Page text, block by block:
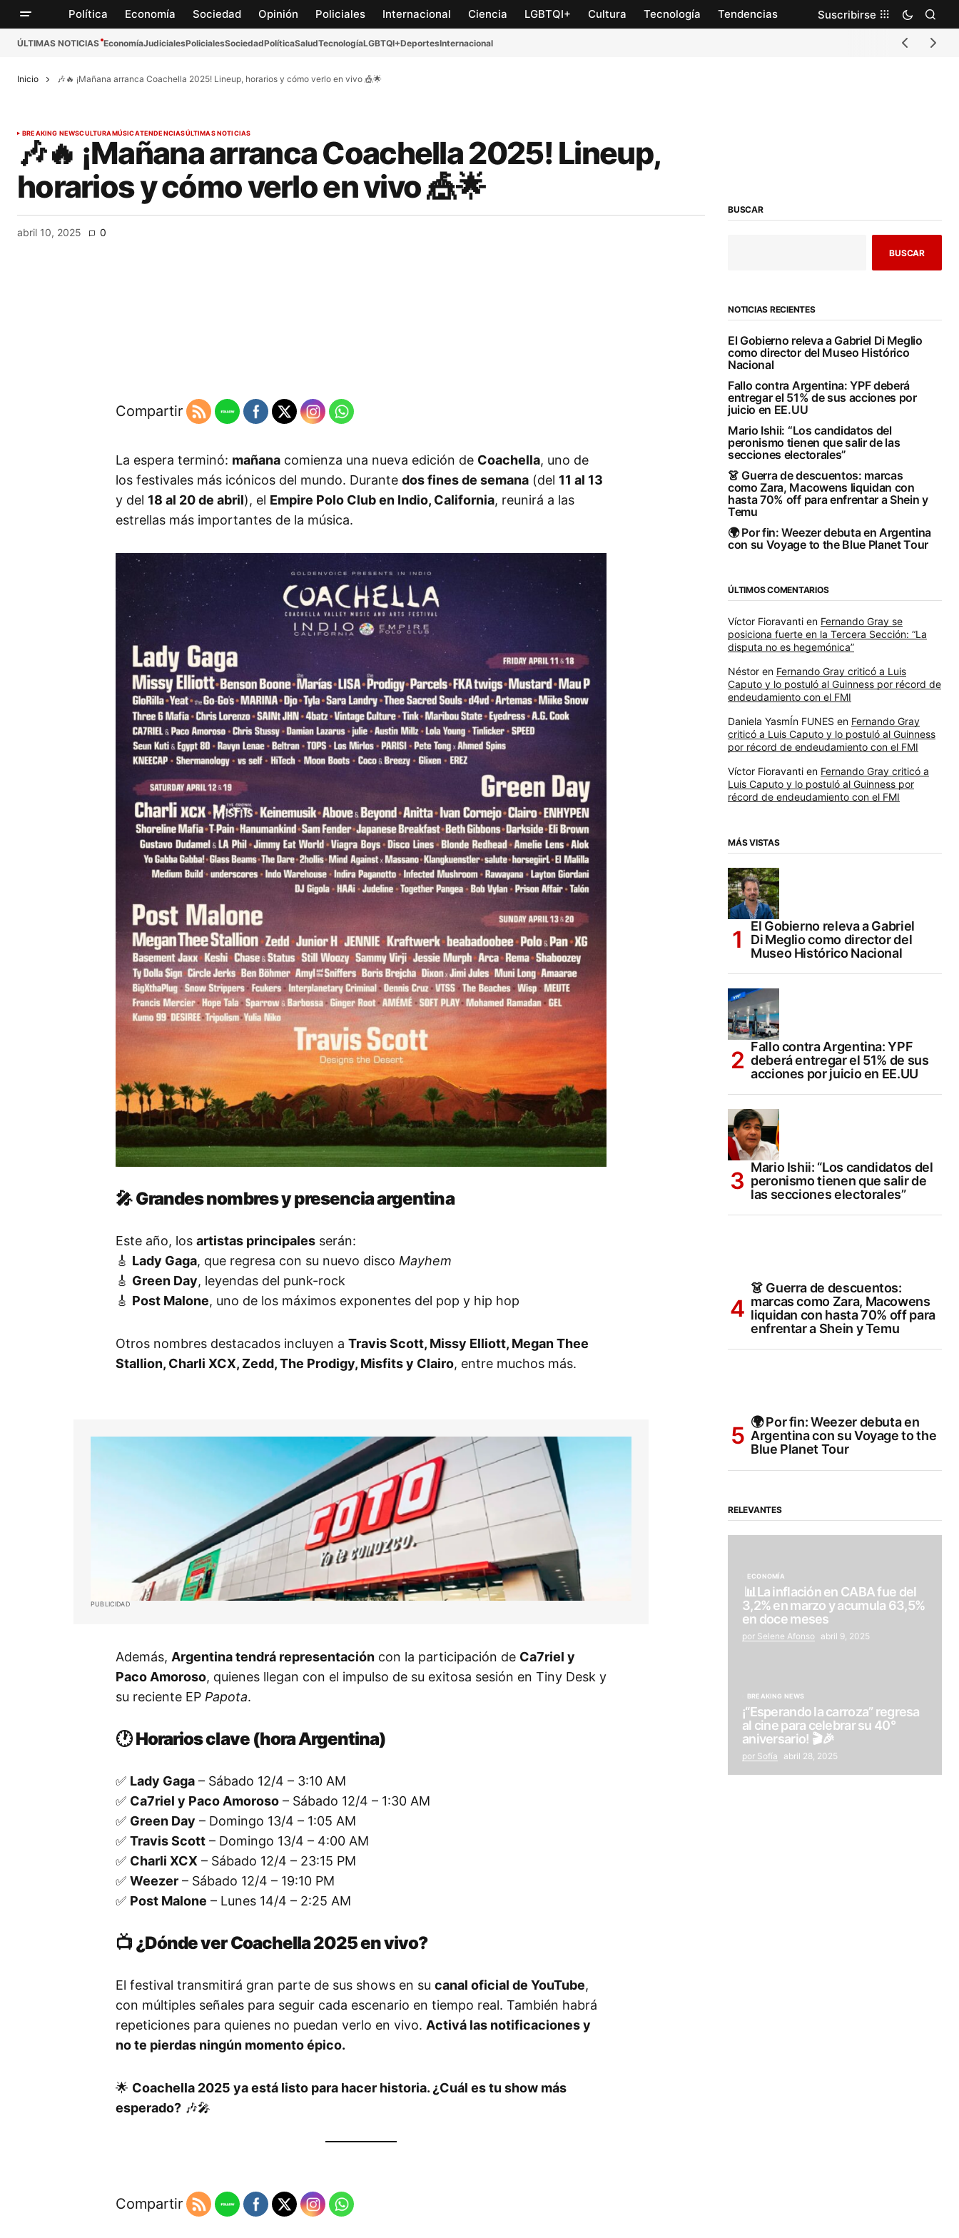
Política Economía Sociedad Opinión Policiales Internacional Ciencia LGBTQI+ Cultura Tecnología Tendencias Suscribirse
ÚLTIMAS NOTICIAS EconomíaJudicialesPolicialesSociedadPolíticaSaludTecnologíaLGBTQI+DeportesInternacional
Inicio 🎶🔥 ¡Mañana arranca Coachella 2025! Lineup, horarios y cómo verlo en vivo 🎪🌟
BREAKING NEWSCULTURAMÚSICATENDENCIASÚLTIMAS NOTICIAS
🎶🔥 ¡Mañana arranca Coachella 2025! Lineup,
horarios y cómo verlo en vivo 🎪🌟
abril 10, 2025 0
Compartir
La espera terminó: mañana comienza una nueva edición de Coachella, uno de
los festivales más icónicos del mundo. Durante dos fines de semana (del 11 al 13
y del 18 al 20 de abril), el Empire Polo Club en Indio, California, reunirá a las
estrellas más importantes de la música.
🎤Grandes nombres y presencia argentina
Este año, los artistas principales serán:
🎸 Lady Gaga, que regresa con su nuevo disco Mayhem
🎸 Green Day, leyendas del punk-rock
🎸 Post Malone, uno de los máximos exponentes del pop y hip hop
Otros nombres destacados incluyen a Travis Scott, Missy Elliott, Megan Thee
Stallion, Charli XCX, Zedd, The Prodigy, Misfits y Clairo, entre muchos más.
PUBLICIDAD
Además, Argentina tendrá representación con la participación de Ca7riel y
Paco Amoroso, quienes llegan con el impulso de su exitosa sesión en Tiny Desk y
su reciente EP Papota.
🕐Horarios clave (hora Argentina)
✅ Lady Gaga – Sábado 12/4 – 3:10 AM
✅ Ca7riel y Paco Amoroso – Sábado 12/4 – 1:30 AM
✅ Green Day – Domingo 13/4 – 1:05 AM
✅ Travis Scott – Domingo 13/4 – 4:00 AM
✅ Charli XCX – Sábado 12/4 – 23:15 PM
✅ Weezer – Sábado 12/4 – 19:10 PM
✅ Post Malone – Lunes 14/4 – 2:25 AM
📺 ¿Dónde ver Coachella 2025 en vivo?
El festival transmitirá gran parte de sus shows en su canal oficial de YouTube,
con múltiples señales para seguir cada escenario en tiempo real. También habrá
repeticiones para quienes no puedan verlo en vivo. Activá las notificaciones y
no te pierdas ningún momento épico.
🌟 Coachella 2025 ya está listo para hacer historia. ¿Cuál es tu show más
esperado? 🎶🎤
Compartir
BUSCAR
BUSCAR
NOTICIAS RECIENTES
El Gobierno releva a Gabriel Di Meglio
como director del Museo Histórico
Nacional
Fallo contra Argentina: YPF deberá
entregar el 51% de sus acciones por
juicio en EE.UU
Mario Ishii: “Los candidatos del
peronismo tienen que salir de las
secciones electorales”
👗 Guerra de descuentos: marcas
como Zara, Macowens liquidan con
hasta 70% off para enfrentar a Shein y
Temu
🌍 Por fin: Weezer debuta en Argentina
con su Voyage to the Blue Planet Tour
ÚLTIMOS COMENTARIOS
Víctor Fioravanti en Fernando Gray se
posiciona fuerte en la Tercera Sección: “La
disputa no es hegemónica”
Néstor en Fernando Gray criticó a Luis
Caputo y lo postuló al Guinness por récord de
endeudamiento con el FMI
Daniela YasmÍn FUNES en Fernando Gray
criticó a Luis Caputo y lo postuló al Guinness
por récord de endeudamiento con el FMI
Víctor Fioravanti en Fernando Gray criticó a
Luis Caputo y lo postuló al Guinness por
récord de endeudamiento con el FMI
MÁS VISTAS
El Gobierno releva a Gabriel
Di Meglio como director del
Museo Histórico Nacional
Fallo contra Argentina: YPF
deberá entregar el 51% de sus
acciones por juicio en EE.UU
Mario Ishii: “Los candidatos del
peronismo tienen que salir de
las secciones electorales”
👗 Guerra de descuentos:
marcas como Zara, Macowens
liquidan con hasta 70% off para
enfrentar a Shein y Temu
🌍 Por fin: Weezer debuta en
Argentina con su Voyage to the
Blue Planet Tour
RELEVANTES
ECONOMÍA
📊La inflación en CABA fue del
3,2% en marzo y acumula 63,5%
en doce meses
por Selene Afonso abril 9, 2025
BREAKING NEWS
¡“Esperando la carroza” regresa
al cine para celebrar su 40°
aniversario! 🎬🎉
por Sofía abril 28, 2025